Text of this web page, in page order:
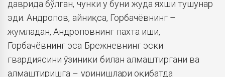
даврида бўлган, чунки у буни жуда яхши тушунар
эди. Андропов, айниқса, Горбачёвнинг –
жумладан, Андроповнинг пахта иши,
Горбачёвнинг эса Брежневнинг эски
гвардиясини ўзиники билан алмаштиргани ва
алмаштиришга – уринишлари оқибатда